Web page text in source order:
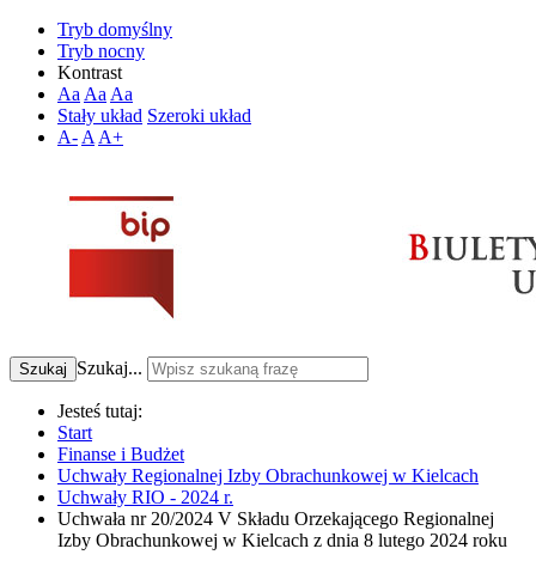
Tryb domyślny
Tryb nocny
Kontrast
Aa Aa Aa
Stały układ Szeroki układ
A- A A+
Szukaj Szukaj...
Jesteś tutaj:
Start
Finanse i Budżet
Uchwały Regionalnej Izby Obrachunkowej w Kielcach
Uchwały RIO - 2024 r.
Uchwała nr 20/2024 V Składu Orzekającego Regionalnej
Izby Obrachunkowej w Kielcach z dnia 8 lutego 2024 roku